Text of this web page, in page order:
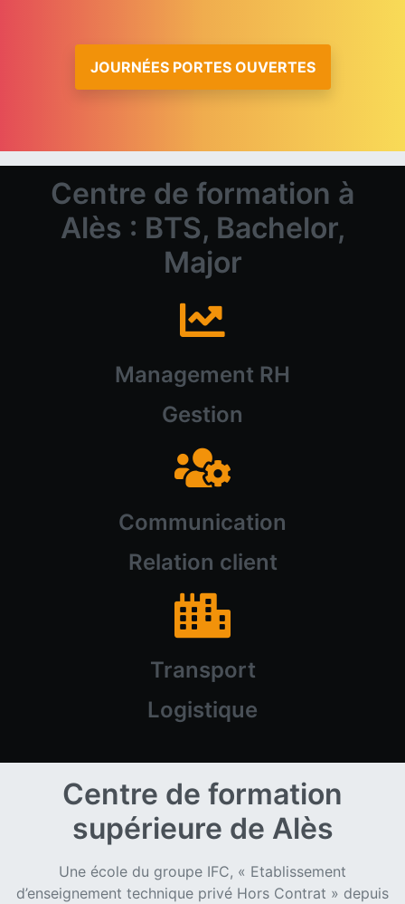
JOURNÉES PORTES OUVERTES
Centre de formation à
Alès : BTS, Bachelor,
Major
Management RH
Gestion
Communication
Relation client
Transport
Logistique
Centre de formation
supérieure de Alès
Une école du groupe IFC, « Etablissement
d’enseignement technique privé Hors Contrat » depuis